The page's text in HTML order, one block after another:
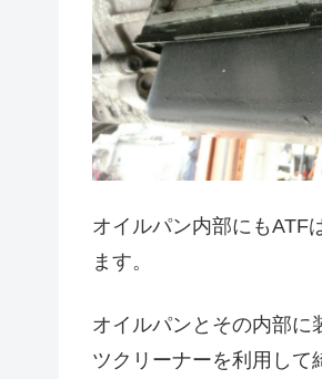
オイルパン内部にもATF
ます。
オイルパンとその内部に
ツクリーナーを利用して